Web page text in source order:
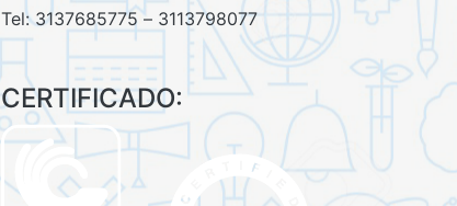
Tel: 3137685775 – 3113798077
CERTIFICADO: